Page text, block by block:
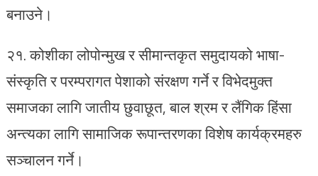
बनाउने।
२१.⁠ कोशीका लोपोन्मुख र सीमान्तकृत समुदायको भाषा-
संस्कृति र परम्परागत पेशाको संरक्षण गर्ने र विभेदमुक्त
समाजका लागि जातीय छुवाछूत, बाल श्रम र लैंगिक हिंसा
अन्त्यका लागि सामाजिक रूपान्तरणका विशेष कार्यक्रमहरु
सञ्चालन गर्ने।